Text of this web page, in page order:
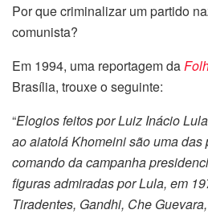
Por que criminalizar um partido
comunista?
Em 1994, uma reportagem da
Brasília, trouxe o seguinte:
“Elogios feitos por Luiz Inácio
ao aiatolá Khomeini são uma das
comando da campanha
figuras admiradas por Lula, em
Tiradentes, Gandhi, Che